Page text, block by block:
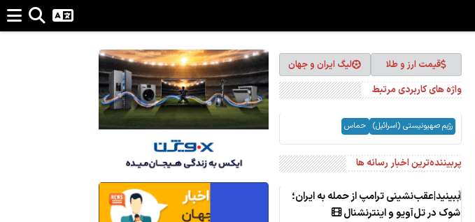
قیمت ارز و طلا لیگ ایران و جهان
واژه های کاربردی مرتبط
رژیم صهیونیستی (اسرائیل) حماس
پربیننده‌ترین اخبار رسانه ها
1ببینید|عقب‌نشینی ترامپ از حمله به ایران؛
شوک در تل‌آویو و اینترنشنال